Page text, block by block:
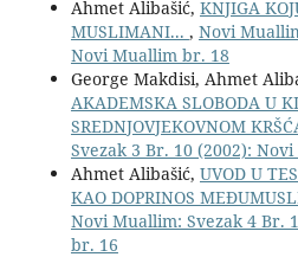
Ahmet Alibašić, KNJIGA
MUSLIMANI... , Novi
Novi Muallim br. 18
George Makdisi, Ahmet
AKADEMSKA SLOBODA U
SREDNJOVJEKOVNOM
Svezak 3 Br. 10 (2002):
Ahmet Alibašić, UVOD U
KAO DOPRINOS
Novi Muallim: Svezak 4 Br.
br. 16